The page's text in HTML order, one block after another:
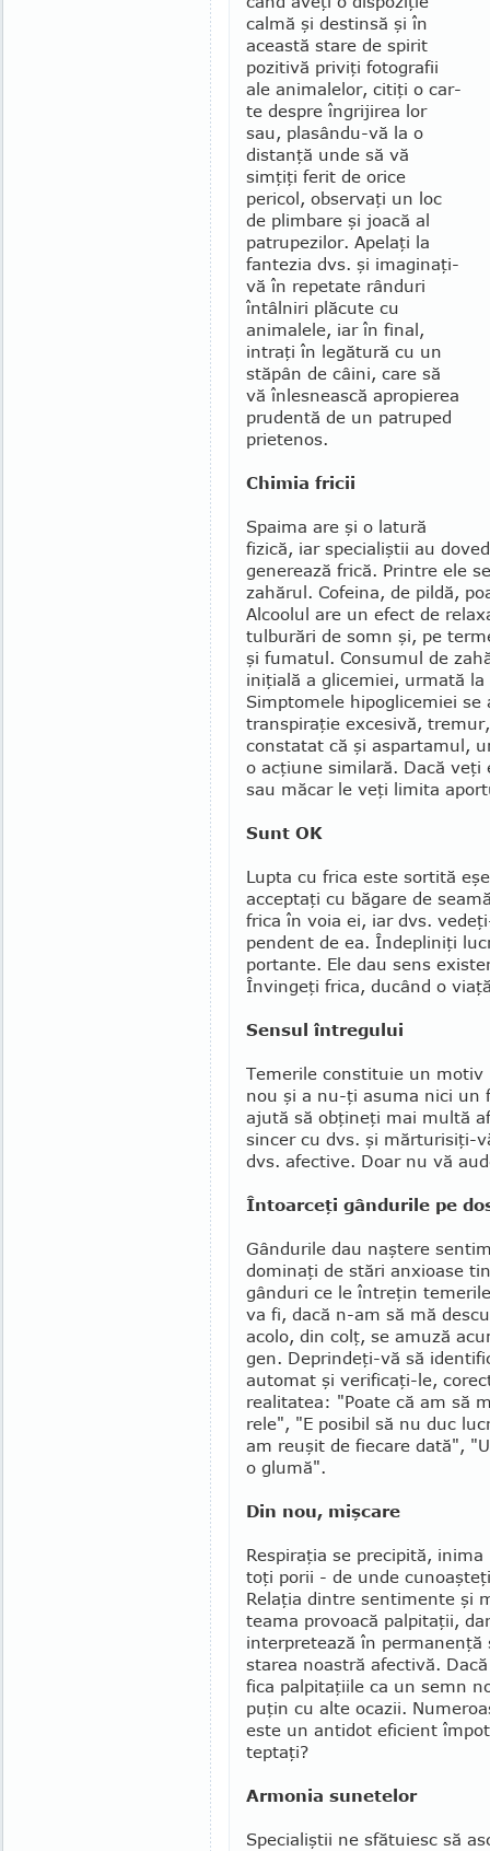
calmă şi destinsă şi în
această stare de spirit
pozitivă priviţi fotografii
ale animalelor, citiţi o car­
te despre îngri­ji­rea lor
sau, plasându-vă la o
distanţă unde să vă
simţiţi ferit de orice
pericol, observaţi un loc
de plimbare şi joacă al
patrupezilor. Apelaţi la
fantezia dvs. şi imaginaţi-
vă în repetate rânduri
întâlniri plăcute cu
animalele, iar în final,
intraţi în legătură cu un
stăpân de câini, care să
vă înles­neas­că apropierea
prudentă de un patruped
prietenos.
Chimia fricii
Spaima are şi o latură
fizică, iar specia­liştii au
generează frică. Printre ele
zahărul. Cofeina, de pildă,
Alcoolul are un efect de
tulburări de somn şi, pe
şi fumatul. Consumul de
iniţială a gli­cemiei, urmată
Simptomele hipoglicemiei
transpiraţie ex­cesivă,
constatat că şi aspartamul,
o acţiune similară. Dacă
sau măcar le veţi limita
Sunt OK
Lupta cu frica este sortită
acceptaţi cu băgare de
frica în voia ei, iar dvs.
pendent de ea. Îndepliniţi
portante. Ele dau sens
Învin­geţi frica, ducând o
Sensul întregului
Temerile constituie un motiv
nou şi a nu-ţi asuma nici un
ajută să obţineţi mai multă
sin­cer cu dvs. şi mărturisiţi-
dvs. afective. Doar nu vă
Întoarceţi gândurile pe
Gândurile dau naştere
dominaţi de stări anxioa­se
gân­duri ce le întreţin
va fi, dacă n-am să mă
acolo, din colţ, se amuză
gen. Deprindeţi-vă să
automat şi verificaţi-le,
realitatea: "Poate că am să
rele", "E posibil să nu duc
am reuşit de fiecare dată",
o glumă".
Din nou, mişcare
Respiraţia se precipită,
toţi porii - de unde
Relaţia dintre sentimente şi
teama provoacă palpitaţii,
interpretează în permanenţă
starea noastră afec­tivă.
fica palpi­taţiile ca un semn
puţin cu alte ocazii.
este un antidot efi­cient
teptaţi?
Armonia sunetelor
Specialiştii ne sfătuiesc să